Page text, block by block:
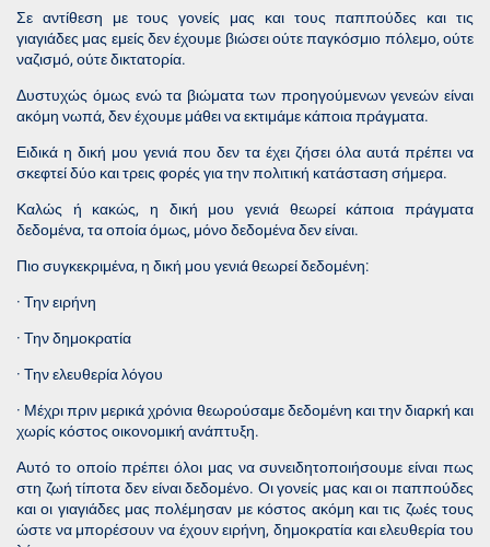
Σε αντίθεση με τους γονείς μας και τους παππούδες και τις
γιαγιάδες μας εμείς δεν έχουμε βιώσει ούτε παγκόσμιο πόλεμο, ούτε
ναζισμό, ούτε δικτατορία.
Δυστυχώς όμως ενώ τα βιώματα των προηγούμενων γενεών είναι
ακόμη νωπά, δεν έχουμε μάθει να εκτιμάμε κάποια πράγματα.
Ειδικά η δική μου γενιά που δεν τα έχει ζήσει όλα αυτά πρέπει να
σκεφτεί δύο και τρεις φορές για την πολιτική κατάσταση σήμερα.
Καλώς ή κακώς, η δική μου γενιά θεωρεί κάποια πράγματα
δεδομένα, τα οποία όμως, μόνο δεδομένα δεν είναι.
Πιο συγκεκριμένα, η δική μου γενιά θεωρεί δεδομένη:
· Την ειρήνη
· Την δημοκρατία
· Την ελευθερία λόγου
· Μέχρι πριν μερικά χρόνια θεωρούσαμε δεδομένη και την διαρκή και
χωρίς κόστος οικονομική ανάπτυξη.
Αυτό το οποίο πρέπει όλοι μας να συνειδητοποιήσουμε είναι πως
στη ζωή τίποτα δεν είναι δεδομένο. Οι γονείς μας και οι παππούδες
και οι γιαγιάδες μας πολέμησαν με κόστος ακόμη και τις ζωές τους
ώστε να μπορέσουν να έχουν ειρήνη, δημοκρατία και ελευθερία του